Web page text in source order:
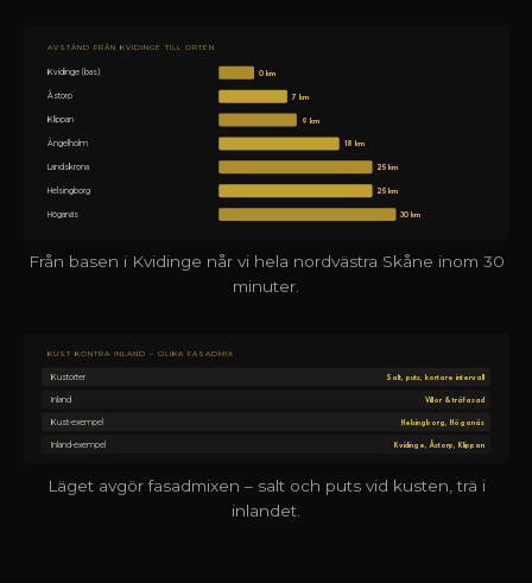
AVSTÅND FRÅN KVIDINGE TILL ORTEN
Kvidinge (bas) 0 km
Åstorp 7 km
Klippan 9 km
Ängelholm 18 km
Landskrona 25 km
Helsingborg 25 km
Höganäs 30 km
Från basen i Kvidinge når vi hela nordvästra Skåne inom 30
minuter.
KUST KONTRA INLAND – OLIKA FASADMIX
Kustorter Salt, puts, kortare intervall
Inland Villor & träfasad
Kust-exempel Helsingborg, Höganäs
Inland-exempel Kvidinge, Åstorp, Klippan
Läget avgör fasadmixen – salt och puts vid kusten, trä i
inlandet.